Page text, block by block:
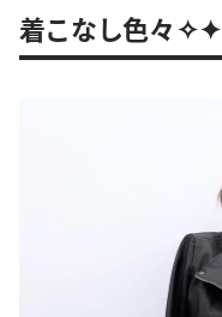
着こなし色々✧✦